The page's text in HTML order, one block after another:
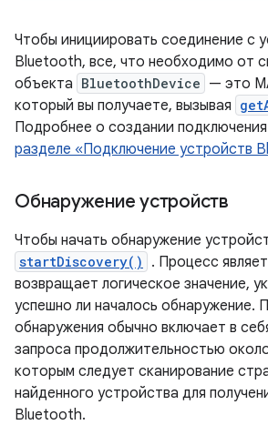
Чтобы инициировать соединение с
Bluetooth, все, что необходимо от
объекта BluetoothDevice — это
который вы получаете, вызывая
Подробнее о создании
разделе «Подключение устройств
Обнаружение устройств
Чтобы начать обнаружение
startDiscovery()
. Процесс
возвращает логическое значение,
успешно ли началось обнаружение.
обнаружения обычно включает в
запроса продолжительностью
которым следует сканирование
найденного устройства для
Bluetooth.